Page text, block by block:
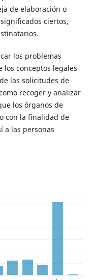
de elaboración o
ciertos,
los problemas
conceptos legales
las solicitudes de
recoger y analizar
los órganos de
con la finalidad de
a las personas